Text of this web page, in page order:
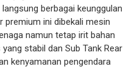
berbagai keunggulan
premium ini dibekali mesin
namun tetap irit bahan
stabil dan Sub Tank Rear
kenyamanan pengendara